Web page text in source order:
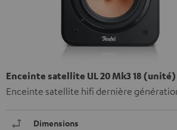
Enceinte satellite UL 20 Mk3 18 (unité)
Enceinte satellite hifi dernière
Dimensions